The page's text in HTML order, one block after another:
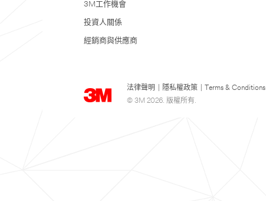
3M工作機會
投資人關係
經銷商與供應商
法律聲明 隱私權政策 Terms & Conditions
© 3M 2026. 版權所有.